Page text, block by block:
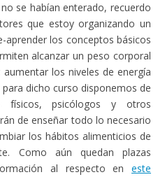
se habían enterado, recuerdo
que estoy organizando un
los conceptos básicos
alcanzar un peso corporal
los niveles de energía
dicho curso disponemos de
físicos, psicólogos y otros
de enseñar todo lo necesario
los hábitos alimenticios de
Como aún quedan plazas
al respecto en este